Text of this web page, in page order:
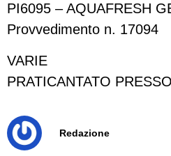
PI6095 – AQUAFRESH
Provvedimento n. 17094
VARIE
PRATICANTATO PRESSO
Redazione